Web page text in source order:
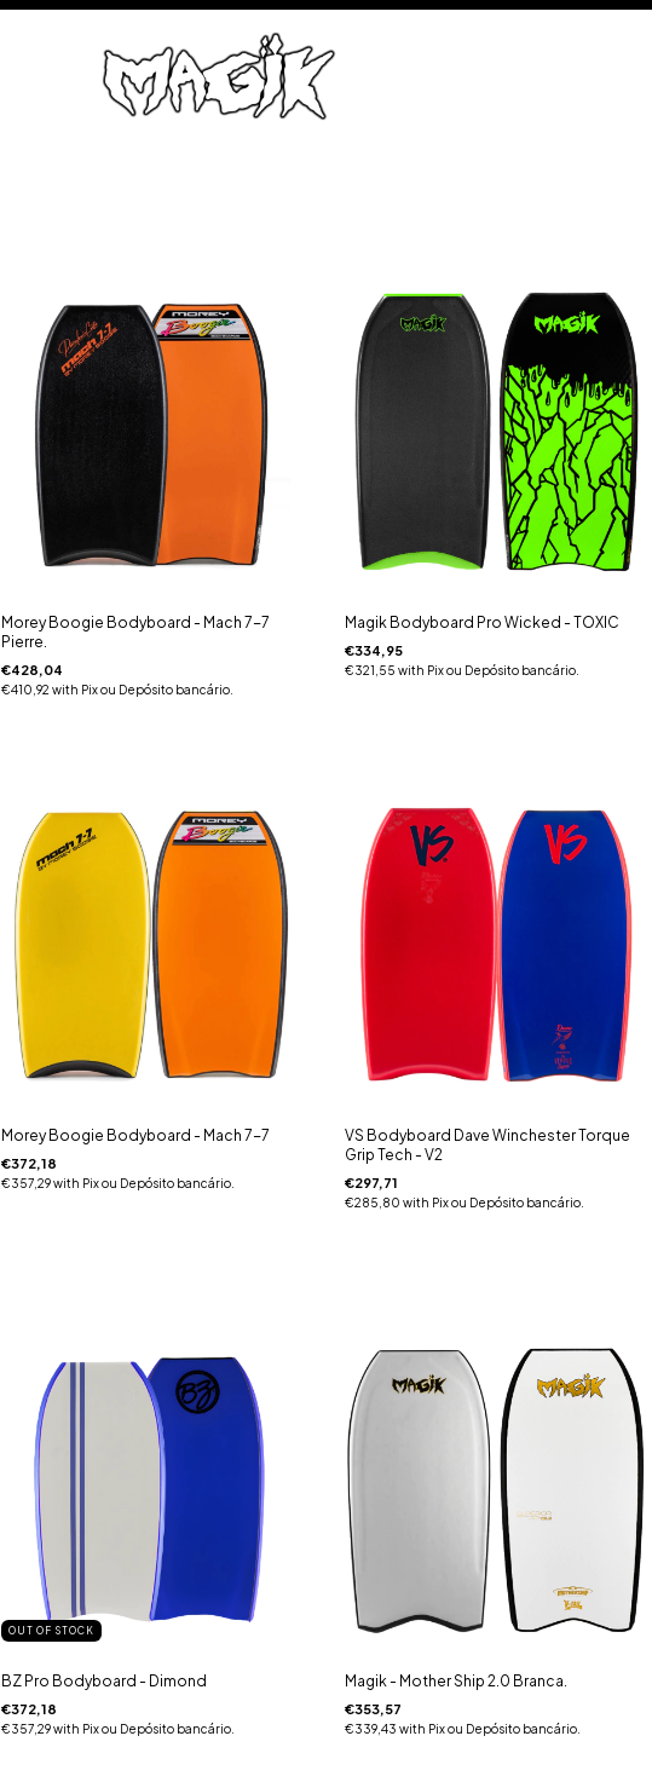
Morey Boogie Bodyboard - Mach 7-7
Pierre.
€428,04
€410,92 with Pix ou Depósito bancário.
Magik Bodyboard Pro Wicked - TOXIC
€334,95
€321,55 with Pix ou Depósito bancário.
Morey Boogie Bodyboard - Mach 7-7
€372,18
€357,29with Pix ou Depósito bancário.
VS Bodyboard Dave Winchester Torque
Grip Tech - V2
€297,71
€285,80 with Pix ou Depósito bancário.
OUT OF STOCK
BZ Pro Bodyboard - Dimond
€372,18
€357,29with Pix ou Depósito bancário.
Magik - Mother Ship 2.0 Branca.
€353,57
€339,43 with Pix ou Depósito bancário.